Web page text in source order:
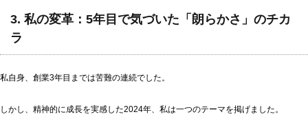
3. 私の変革：5年目で気づいた「朗らかさ」のチカ
ラ
私自身、創業3年目までは苦難の連続でした。
しかし、精神的に成長を実感した2024年、私は一つのテーマを掲げました。